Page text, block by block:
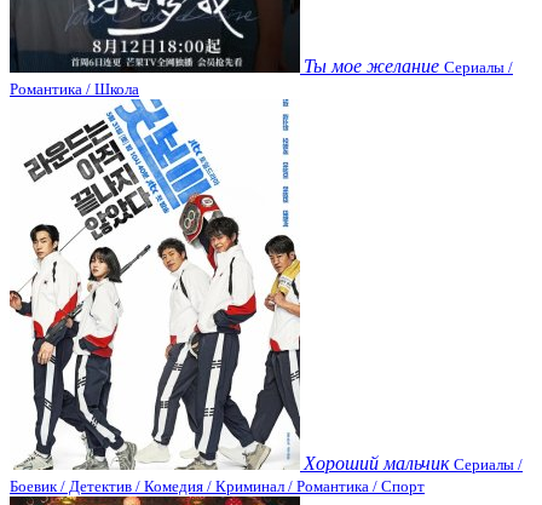
Ты мое желание Сериалы /
Романтика / Школа
Хороший мальчик Сериалы /
Боевик / Детектив / Комедия / Криминал / Романтика / Спорт